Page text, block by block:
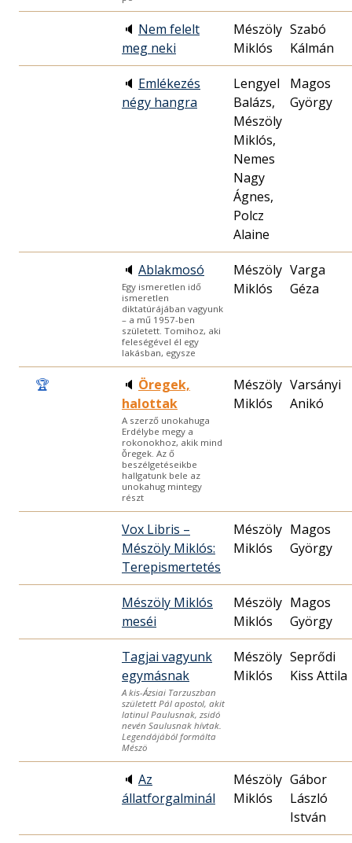
🔈 Nem felelt
meg neki
Mészöly
Miklós
Szabó
Kálmán
🔈 Emlékezés
négy hangra
Lengyel
Balázs,
Mészöly
Miklós,
Nemes
Nagy
Ágnes,
Polcz
Alaine
Magos
György
🔈 Ablakmosó
Egy ismeretlen idő
ismeretlen
diktatúrájában vagyunk
– a mű 1957-ben
született. Tomihoz, aki
feleségével él egy
lakásban, egysze
Mészöly
Miklós
Varga
Géza
🏆 🔈 Öregek,
halottak
A szerző unokahuga
Erdélybe megy a
rokonokhoz, akik mind
ǒregek. Az ő
beszélgetéseikbe
hallgatunk bele az
unokahug mintegy
részt
Mészöly
Miklós
Varsányi
Anikó
Vox Libris –
Mészöly Miklós:
Terepismertetés
Mészöly
Miklós
Magos
György
Mészöly Miklós
meséi
Mészöly
Miklós
Magos
György
Tagjai vagyunk
egymásnak
A kis-Ázsiai Tarzuszban
született Pál apostol, akit
latinul Paulusnak, zsidó
nevén Saulusnak hívtak.
Legendájából formálta
Mészö
Mészöly
Miklós
Seprődi
Kiss Attila
🔈 Az
állatforgalminál
Mészöly
Miklós
Gábor
László
István